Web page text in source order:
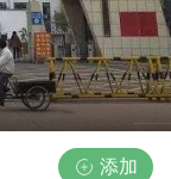
 添加